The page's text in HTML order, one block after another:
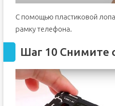
С помощью пластиковой
рамку телефона.
Шаг 10 Снимите